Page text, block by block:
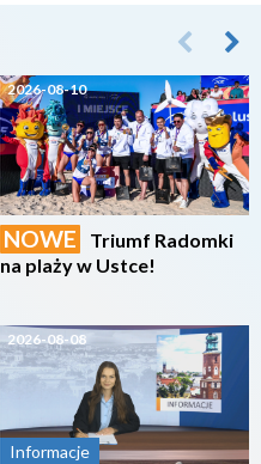
2026-08-10
NOWE
Triumf Radomki
na plaży w Ustce!
2026-08-08
Informacje